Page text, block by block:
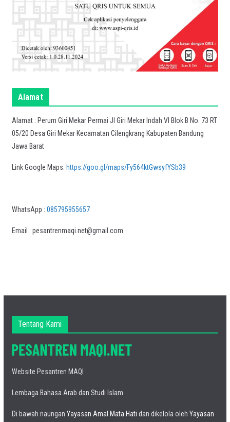
Alamat
Alamat : Perum Giri Mekar Permai Jl Giri Mekar Indah VI Blok B No. 73 RT
05/20 Desa Giri Mekar Kecamatan Cilengkrang Kabupaten Bandung
Jawa Barat
Link Google Maps: https://goo.gl/maps/Fy564ktGwsyfYSb39
WhatsApp : 085795955657
Email : pesantrenmaqi.net@gmail.com
Tentang Kami
Website Pesantren MAQI
Lembaga Bahasa Arab dan Studi Islam
Di bawah naungan Yayasan Amal Mata Hati dan dikelola oleh Yayasan